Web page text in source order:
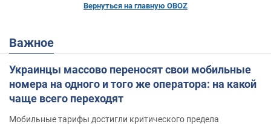
Вернуться на главную OBOZ
Важное
Украинцы массово переносят свои мобильные
номера на одного и того же оператора: на какой
чаще всего переходят
Мобильные тарифы достигли критического предела